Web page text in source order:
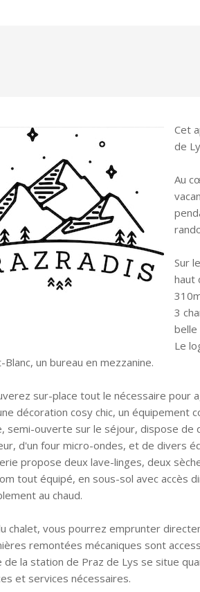
Cet
de
Au
Sur
haut
3
belle
Le
un bureau en mezzanine.
sur-place tout le nécessaire pour
décoration cosy chic, un équipement
semi-ouverte sur le séjour, dispose
d'un four micro-ondes, et de divers
propose deux lave-linges, deux
tout équipé, en sous-sol avec accès
au chaud.
chalet, vous pourrez emprunter
remontées mécaniques sont
de la station de Praz de Lys se situe
et services nécessaires.